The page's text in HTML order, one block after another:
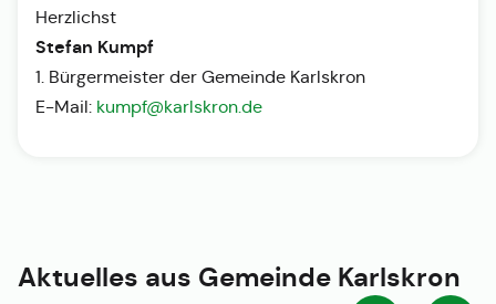
Herzlichst
Stefan Kumpf
1. Bürgermeister der Gemeinde Karlskron
E-Mail: kumpf@karlskron.de
Aktuelles aus Gemeinde Karlskron